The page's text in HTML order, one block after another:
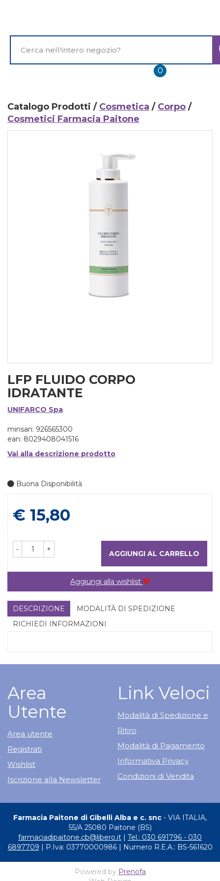
principale
Prodotto
0prodotti
inseriti
Catalogo Prodotti / Cosmetica / Corpo /
Cosmetici Farmacia Paitone
LFP FLUIDO CORPO
IDRATANTE
UNIFARCO Spa
minsan: 926565300
ean: 8029408041516
Vai alla descrizione prodotto
Buona Disponibilità
Prezzo
€ 15,80
- + AGGIUNGI AL CARRELLO
Aggiungi alla wishlist
DESCRIZIONE
MODALITÀ DI SPEDIZIONE
RICHIEDI INFORMAZIONI
Area
Utente
Area utente
Registrati
Wishlist
Iscrizione alla Newsletter
Link Veloci
Modalità di Spedizione e
Ritiro
Modalità di Pagamento
Informativa Privacy
Condizioni di Vendita
Farmacia Paitone di Gibelli Alba e c. snc - VIA ITALIA,
55/A 25080 Paitone (BS)
farmaciadipaitone.cb@libero.it
Tel.: 030 691796 - 030
6897709 | P.Iva: 03770000986 | Numero R.E.A.: BS-561620
Powered by Prenofa